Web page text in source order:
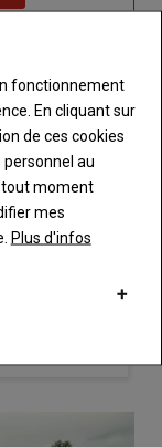
votre
fonctionnement
En cliquant sur
de ces cookies
au
tout moment
mes
Plus d'infos